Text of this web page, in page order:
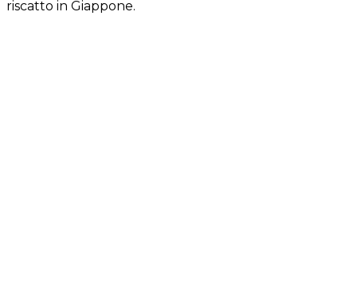
riscatto in Giappone.